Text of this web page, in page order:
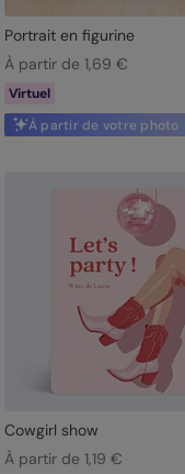
Portrait en figurine
À partir de 1,69 €
Virtuel
À partir de votre photo
Cowgirl show
À partir de 1,19 €